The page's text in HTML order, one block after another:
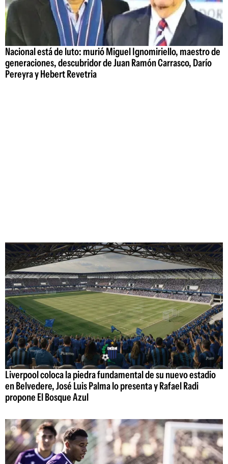
Nacional está de luto: murió Miguel Ignomiriello, maestro de
generaciones, descubridor de Juan Ramón Carrasco, Darío
Pereyra y Hebert Revetria
Liverpool coloca la piedra fundamental de su nuevo estadio
en Belvedere, José Luis Palma lo presenta y Rafael Radi
propone El Bosque Azul